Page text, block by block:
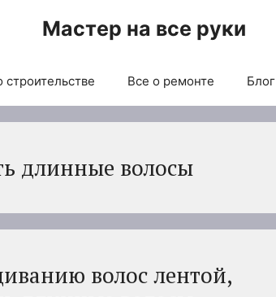
Мастер на все руки
строительстве Все о ремонте Блог
длинные волосы
волос лентой,